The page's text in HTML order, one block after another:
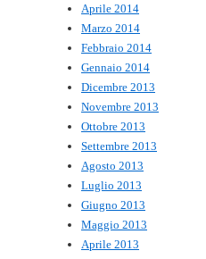
Aprile 2014
Marzo 2014
Febbraio 2014
Gennaio 2014
Dicembre 2013
Novembre 2013
Ottobre 2013
Settembre 2013
Agosto 2013
Luglio 2013
Giugno 2013
Maggio 2013
Aprile 2013